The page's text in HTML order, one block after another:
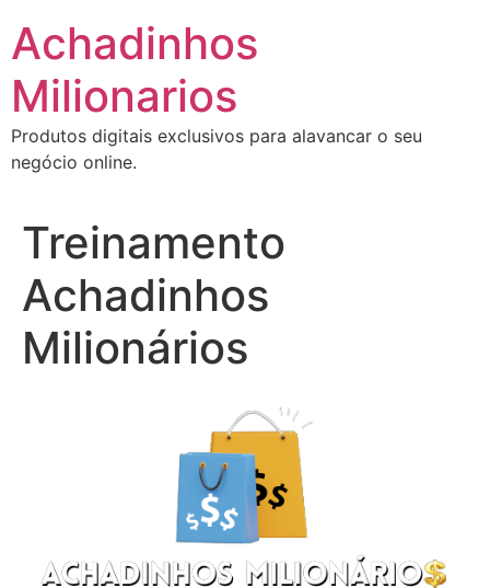
para
conteúdo
Achadinhos
Milionarios
Produtos digitais exclusivos para alavancar o seu
negócio online.
Treinamento
Achadinhos
Milionários